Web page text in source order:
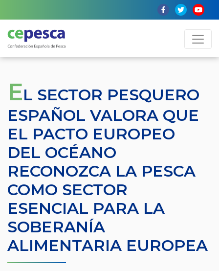
EL SECTOR PESQUERO
ESPAÑOL VALORA QUE
EL PACTO EUROPEO
DEL OCÉANO
RECONOZCA LA PESCA
COMO SECTOR
ESENCIAL PARA LA
SOBERANÍA
ALIMENTARIA EUROPEA